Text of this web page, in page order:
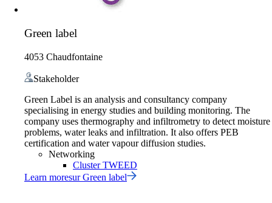
Green label
4053 Chaudfontaine
Stakeholder
Green Label is an analysis and consultancy company
specialising in energy studies and building monitoring. The
company uses thermography and infiltrometry to detect moisture
problems, water leaks and infiltration. It also offers PEB
certification and water vapour diffusion studies.
Networking
Cluster TWEED
Learn moresurGreen label